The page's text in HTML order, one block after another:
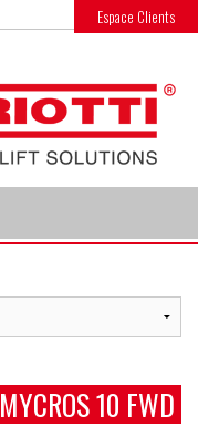
Espace Clients
MYCROS 10 FWD